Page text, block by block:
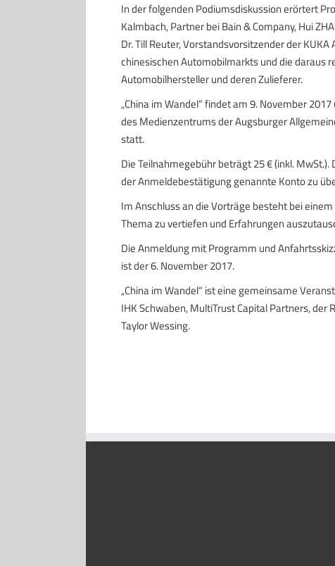
In der folgenden Podiumsdiskussion erörtert
Kalmbach, Partner bei Bain & Company, Hui
Dr. Till Reuter, Vorstandsvorsitzender der
chinesischen Automobilmarkts und die daraus
Automobilhersteller und deren Zulieferer.
„China im Wandel“ findet am 9. November
des Medienzentrums der Augsburger
statt.
Die Teilnahmegebühr beträgt 25 € (inkl.
der Anmeldebestätigung genannte Konto zu
Im Anschluss an die Vorträge besteht bei
Thema zu vertiefen und Erfahrungen
Die Anmeldung mit Programm und
ist der 6. November 2017.
„China im Wandel“ ist eine gemeinsame
IHK Schwaben, MultiTrust Capital Partners,
Taylor Wessing.